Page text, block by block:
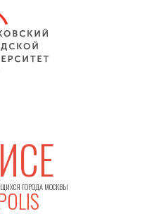
ГОРОДА МОСКВЫ